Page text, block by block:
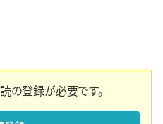
の登録が必要です。